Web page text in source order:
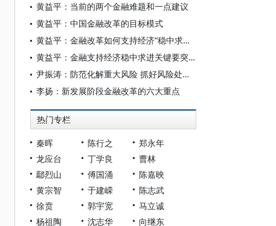
黄益平：当前的两个金融难题和一点建议
黄益平：中国金融改革的目标模式
黄益平：金融改革如何支持经济“稳中求进”？
黄益平：金融支持经济稳中求进关键要突破两大挑战
尹振涛：防范化解重大风险 抓好风险处置工作
李扬：新发展阶段金融改革的六大重点
热门专栏
秦晖 陈行之
郑永年
龙应台
丁学良
曹林
鄢烈山
傅国涌
陈嘉映
黄宗智
于建嵘
陈志武
徐贲
郭宇宽
马立诚
杨祖陶
沈志华
向继东